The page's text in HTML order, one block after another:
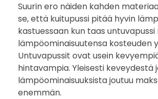
Suurin ero näiden kahden
se, että kuitupussi pitää hyvin
kastuessaan kun taas
lämpöominaisuutensa kosteuden
Untuvapussit ovat usein
hintavampia. Yleisesti keveydestä
lämpöominaisuuksista joutuu
enemmän.